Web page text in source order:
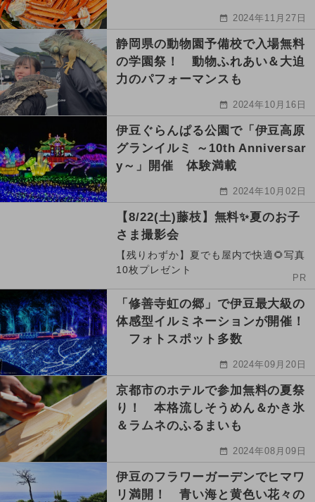
2024年11月27日
静岡県の動物園予備校で入場無料
の学園祭！ 動物ふれあい＆大迫
力のパフォーマンスも
2024年10月16日
伊豆ぐらんぱる公園で「伊豆高原
グランイルミ ～10th Anniversar
y～」開催 体験満載
2024年10月02日
【8/22(土)藤枝】無料✨夏のお子
さま撮影会
【残りわずか】夏でも屋内で快適🌻写真
10枚プレゼント
PR
「修善寺虹の郷」で伊豆最大級の
体感型イルミネーションが開催！
フォトスポット多数
2024年09月20日
京都市のホテルで参加無料の夏祭
り！ 本格流しそうめん＆かき氷
＆ラムネのふるまいも
2024年08月09日
伊豆のフラワーガーデンでヒマワ
リ満開！ 青い海と黄色い花々の